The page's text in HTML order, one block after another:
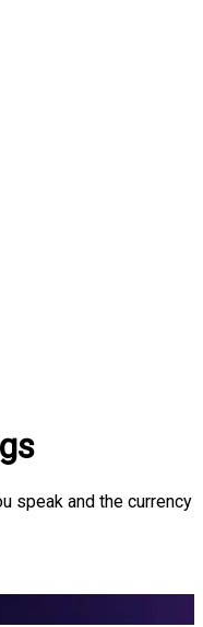
speak and the currency